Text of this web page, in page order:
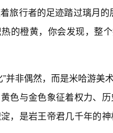
旅行者的足迹踏过璃月
的橙黄，你会发现，整
”并非偶然，而是米哈游美
色与金色象征着权力、
，是岩王帝君几千年的